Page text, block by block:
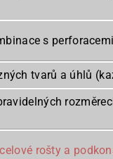
s perforacemi
tvarů a úhlů
rošty a